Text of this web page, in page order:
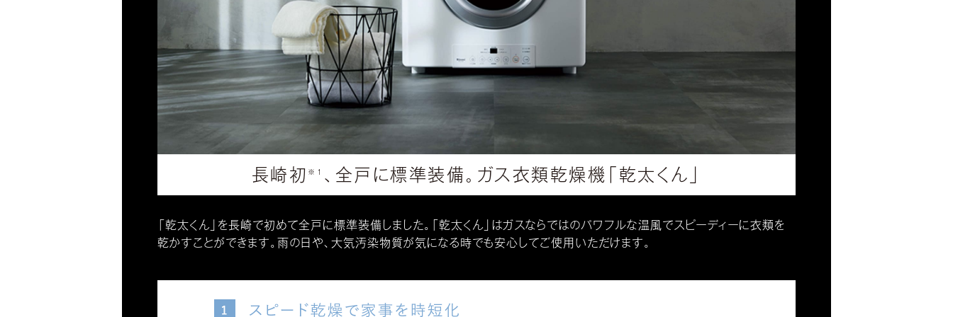
長崎初 ※1 、全戸に標準装備。 ガス衣類乾燥機「乾太くん」
「乾太くん」を長崎で初めて全戸に標準装備しました。「乾太くん」はガスならではのパワフルな温風でスピーディーに衣類を
乾かすことができます。雨の日や、大気汚染物質が気になる時でも安心してご使用いただけます。